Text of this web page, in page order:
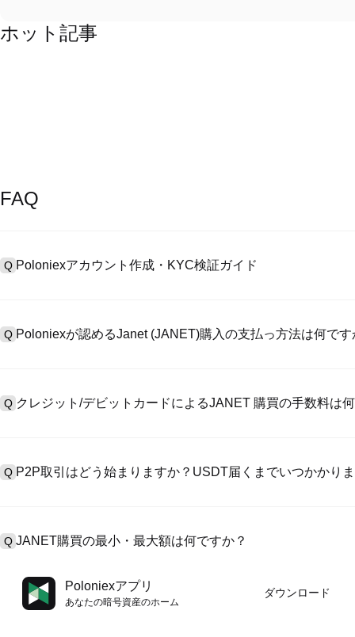
ホット記事
FAQ
Q Poloniexアカウント作成・KYC検証ガイド
>「安全性」へ有効ID証明をアップし、自撮りしてKYC検証を完成
Q Poloniexが認めるJanet (JANET)購入の支払っ方法は何です
入金）（プロセス1～3営業日かかる）;4）$100,000超えた大額売
Q クレジット/デビットカードによるJANET 購買の手数料は
現物取引手数料（0.05%まで低く）が必要です。
Q P2P取引はどう始まりますか？USDT届くまでいつかかり
第に、決済は通常15分～2時間かかります。
Q JANET購買の最小・最大額は何ですか？
最小・最大制限額は支払方法とあなたの検証レベル次第です。ク
最大額は提供側次第です。大部のP2P売手はわずかの$10の最小
す。操作の前に、各ページにおける制限額説明をチェックしてくだ
Poloniexアプリ
あなたの暗号資産のホーム
ダウンロード